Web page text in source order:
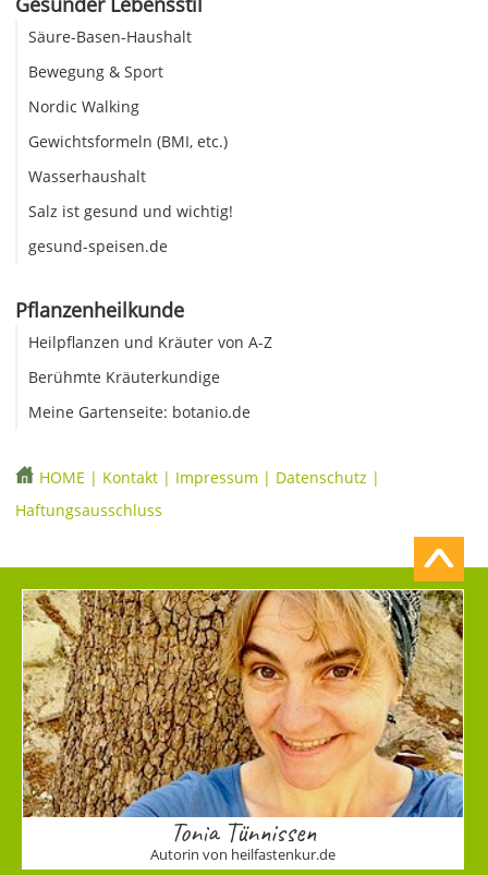
Säure-Basen-Haushalt
Bewegung & Sport
Nordic Walking
Gewichtsformeln (BMI, etc.)
Wasserhaushalt
Salz ist gesund und wichtig!
gesund-speisen.de
Pflanzenheilkunde
Heilpflanzen und Kräuter von A-Z
Berühmte Kräuterkundige
Meine Gartenseite: botanio.de
HOME | Kontakt | Impressum | Datenschutz |
Haftungsausschluss
Tonia Tünnissen
Autorin von heilfastenkur.de